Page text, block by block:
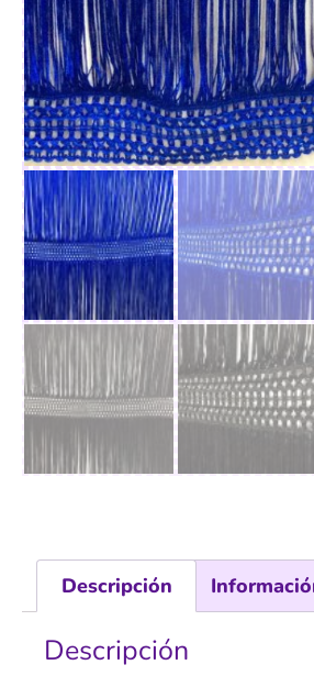
Descripción
Descripción